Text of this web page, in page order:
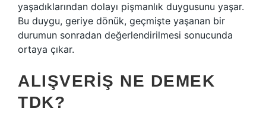
yaşadıklarından dolayı pişmanlık duygusunu yaşar.
Bu duygu, geriye dönük, geçmişte yaşanan bir
durumun sonradan değerlendirilmesi sonucunda
ortaya çıkar.
ALIŞVERIŞ NE DEMEK
TDK?